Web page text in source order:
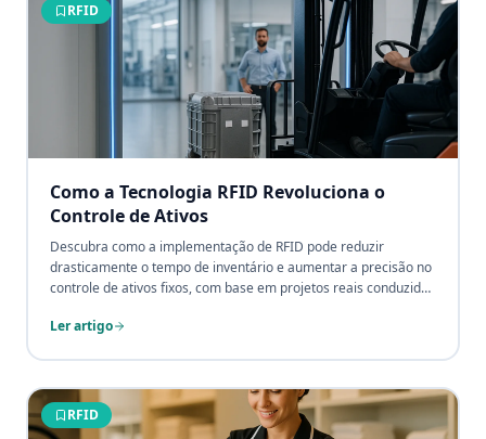
RFID
Como a Tecnologia RFID Revoluciona o
Controle de Ativos
Descubra como a implementação de RFID pode reduzir
drasticamente o tempo de inventário e aumentar a precisão no
controle de ativos fixos, com base em projetos reais conduzidos
Ler artigo
RFID